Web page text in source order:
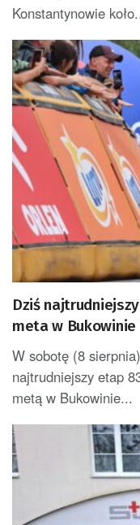
Konstantynowie
Dziś
meta w
W sobotę (8
najtrudniejszy etap
metą w Bukowinie...